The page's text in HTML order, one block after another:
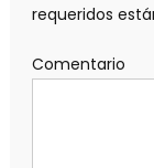
requeridos
Comentario